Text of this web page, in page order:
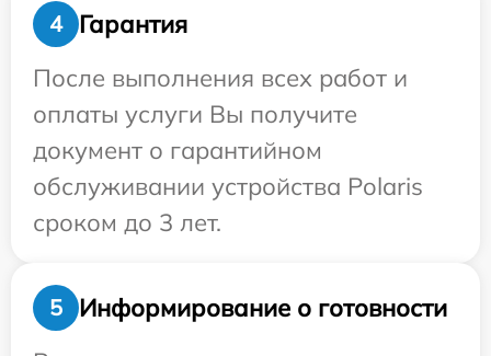
4
Гарантия
После выполнения всех работ и
оплаты услуги Вы получите
документ о гарантийном
обслуживании устройства Polaris
сроком до 3 лет.
5
Информирование о готовности